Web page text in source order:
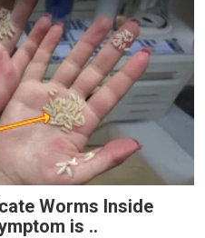
Worms Inside
is ..